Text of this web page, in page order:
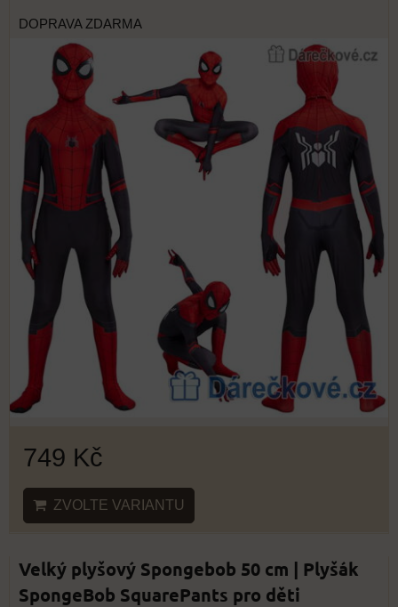
DOPRAVA ZDARMA
749 Kč
ZVOLTE VARIANTU
Velký plyšový Spongebob 50 cm | Plyšák
SpongeBob SquarePants pro děti